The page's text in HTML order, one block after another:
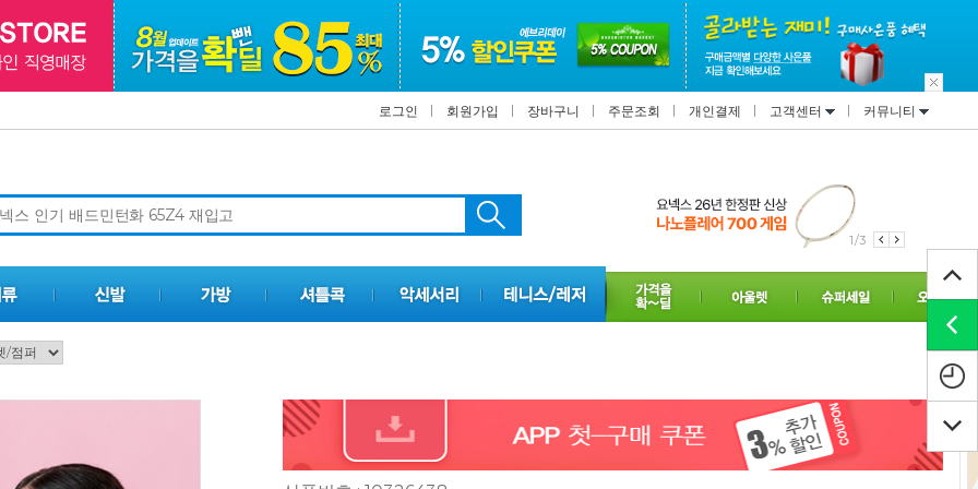
로그인 회원가입 장바구니 주문조회 개인결제 고객센터 커뮤니티
2/3